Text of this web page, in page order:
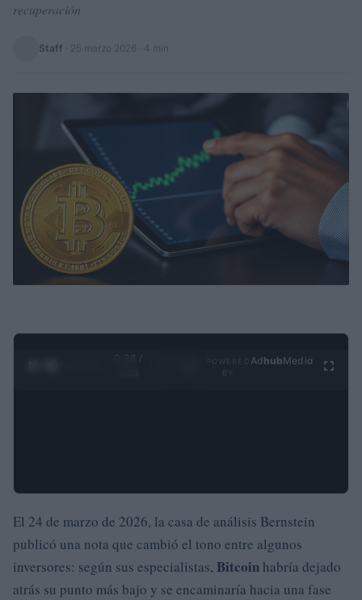
recuperación
Staff 25 marzo 2026 · 4 min
0:29 /
Ad hubMedia
El 24 de marzo de 2026, la casa de análisis Bernstein
publicó una nota que cambió el tono entre algunos
inversores: según sus especialistas, Bitcoin habría dejado
atrás su punto más bajo y se encaminaría hacia una fase